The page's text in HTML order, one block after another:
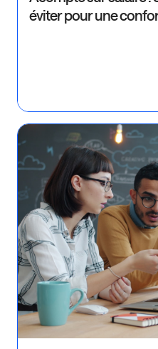
éviter pour une